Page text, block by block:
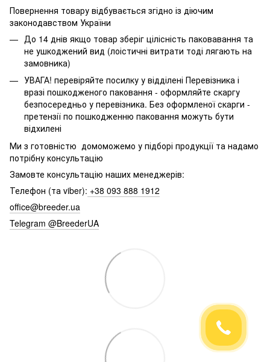
Повернення товару відбувається згідно із діючим
законодавством України
До 14 днів якщо товар зберіг цілісність паковавання та
не ушкоджений вид (лоістичні витрати тоді лягають на
замовника)
УВАГА! перевіряйте посилку у відділені Перевізника і
вразі пошкодженого паковання - оформляйте скаргу
безпосередньо у перевізника. Без оформленої скарги -
претензії по пошкодженню паковання можуть бути
відхилені
Ми з готовністю домоможемо у підборі продукції та надамо
потрібну консультацію
Замовте консультацію наших менеджерів:
Телефон (та viber): +38 093 888 1912
office@breeder.ua
Telegram @BreederUA